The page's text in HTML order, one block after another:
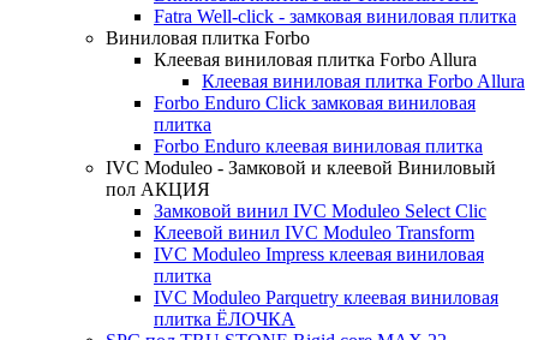
Fatra Well-click - замковая виниловая плитка
Виниловая плитка Forbo
Клеевая виниловая плитка Forbo Allura
Клеевая виниловая плитка Forbo Allura
Forbo Enduro Click замковая виниловая
плитка
Forbo Enduro клеевая виниловая плитка
IVC Moduleo - Замковой и клеевой Виниловый
пол АКЦИЯ
Замковой винил IVC Moduleo Select Clic
Клеевой винил IVC Moduleo Transform
IVC Moduleo Impress клеевая виниловая
плитка
IVC Moduleo Parquetry клеевая виниловая
плитка ЁЛОЧКА